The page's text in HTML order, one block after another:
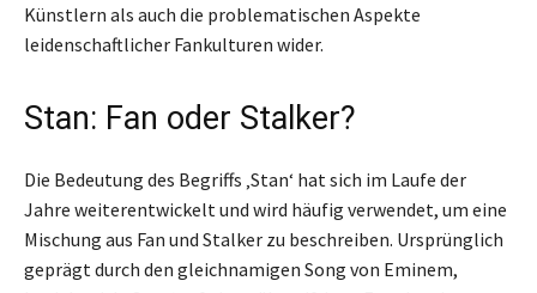
Künstlern als auch die problematischen Aspekte
leidenschaftlicher Fankulturen wider.
Stan: Fan oder Stalker?
Die Bedeutung des Begriffs ‚Stan‘ hat sich im Laufe der
Jahre weiterentwickelt und wird häufig verwendet, um eine
Mischung aus Fan und Stalker zu beschreiben. Ursprünglich
geprägt durch den gleichnamigen Song von Eminem,